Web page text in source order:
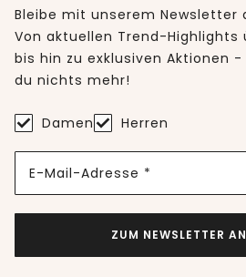
Bleibe mit unserem Newsletter
Von aktuellen Trend-Highlights
bis hin zu exklusiven Aktionen
du nichts mehr!
Damen Herren
E-Mail-Adresse *
ZUM NEWSLETTER